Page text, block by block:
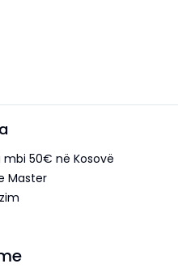
50€ në Kosovë
Master